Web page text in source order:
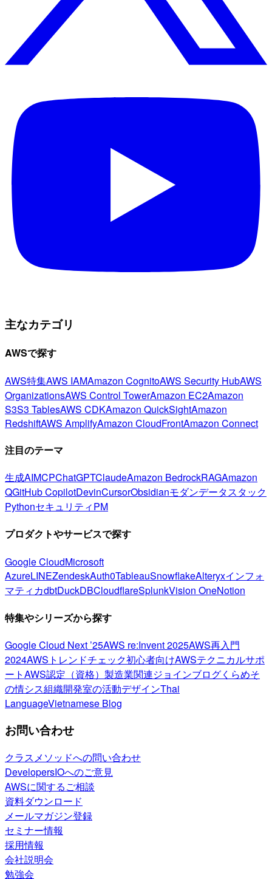
主なカテゴリ
AWSで探す
AWS特集AWS IAMAmazon CognitoAWS Security HubAWS
OrganizationsAWS Control TowerAmazon EC2Amazon
S3S3 TablesAWS CDKAmazon QuickSightAmazon
RedshiftAWS AmplifyAmazon CloudFrontAmazon Connect
注目のテーマ
生成AIMCPChatGPTClaudeAmazon BedrockRAGAmazon
QGitHub CopilotDevinCursorObsidianモダンデータスタック
PythonセキュリティPM
プロダクトやサービスで探す
Google CloudMicrosoft
AzureLINEZendeskAuth0TableauSnowflakeAlteryxインフォ
マティカdbtDuckDBCloudflareSplunkVision OneNotion
特集やシリーズから探す
Google Cloud Next ’25AWS re:Invent 2025AWS再入門
2024AWSトレンドチェック初心者向けAWSテクニカルサポ
ートAWS認定（資格） 製造業関連ジョインブログくらめそ
の情シス組織開発室の活動デザインThai
LanguageVietnamese Blog
お問い合わせ
クラスメソッドへの問い合わせ
DevelopersIOへのご意見
AWSに関するご相談
資料ダウンロード
メールマガジン登録
セミナー情報
採用情報
会社説明会
勉強会